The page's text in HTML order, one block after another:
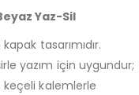
Yaz-Sil
tasarımıdır.
yazım için uygundur;
kalemlerle